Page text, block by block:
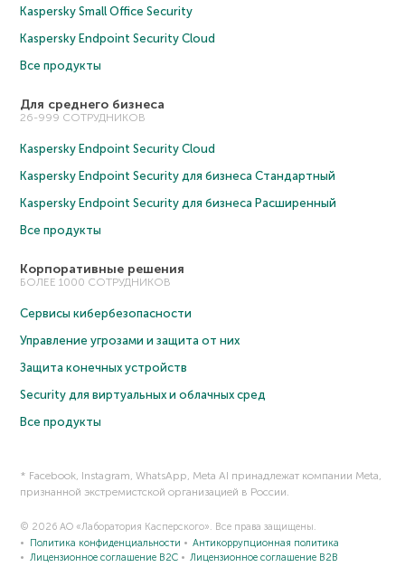
Kaspersky Small Office Security
Kaspersky Endpoint Security Cloud
Все продукты
Для среднего бизнеса
26-999 СОТРУДНИКОВ
Kaspersky Endpoint Security Cloud
Kaspersky Endpoint Security для бизнеса Cтандартный
Kaspersky Endpoint Security для бизнеса Расширенный
Все продукты
Корпоративные решения
БОЛЕЕ 1000 СОТРУДНИКОВ
Сервисы кибербезопасности
Управление угрозами и защита от них
Защита конечных устройств
Security для виртуальных и облачных сред
Все продукты
* Facebook, Instagram, WhatsApp, Meta AI принадлежат компании Meta,
признанной экстремистской организацией в России.
© 2026 АО «Лаборатория Касперского». Все права защищены.
Политика конфиденциальности
Антикоррупционная политика
Лицензионное соглашение B2C
Лицензионное соглашение B2B